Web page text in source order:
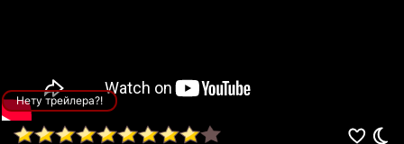
Нету трейлера?!